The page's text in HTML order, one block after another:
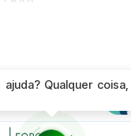
ajuda? Qualquer